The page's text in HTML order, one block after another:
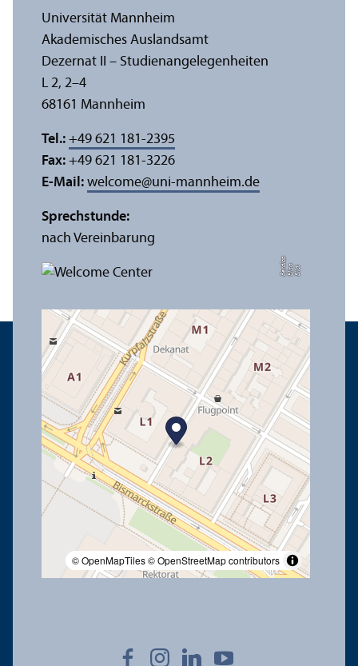
Bil
d:
Eli
s
a
B
e
r
dic
a
© OpenMapTiles© OpenStreetMap contributors
Universität Mannheim
Akademisches Auslands­amt
Dezernat II – Studien­angelegenheiten
L 2, 2–4
68161 Mannheim
Tel.: +49 621 181-2395
Fax: +49 621 181-3226
E-Mail: welcome@uni-mannheim.de
Sprechstunde:
nach Vereinbarung